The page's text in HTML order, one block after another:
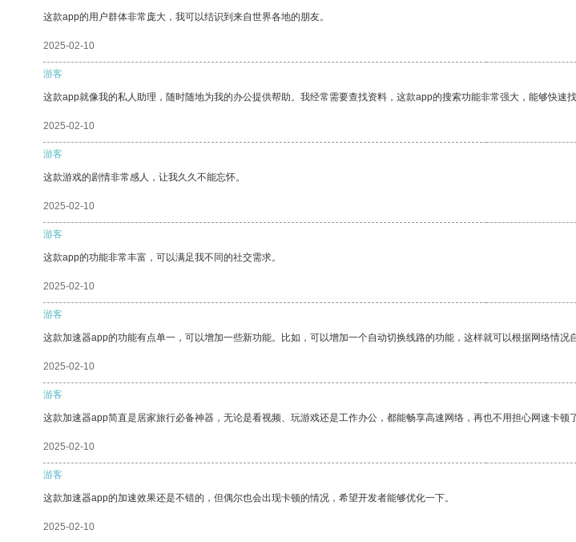
这款app的用户群体非常庞大，我可以结识到来自世界各地的朋友。
2025-02-10
游客
这款app就像我的私人助理，随时随地为我的办公提供帮助。我经常需要查找资料，这款app的搜索功能非常强大，能够快速找
2025-02-10
游客
这款游戏的剧情非常感人，让我久久不能忘怀。
2025-02-10
游客
这款app的功能非常丰富，可以满足我不同的社交需求。
2025-02-10
游客
这款加速器app的功能有点单一，可以增加一些新功能。比如，可以增加一个自动切换线路的功能，这样就可以根据网络情况
2025-02-10
游客
这款加速器app简直是居家旅行必备神器，无论是看视频、玩游戏还是工作办公，都能畅享高速网络，再也不用担心网速卡顿了
2025-02-10
游客
这款加速器app的加速效果还是不错的，但偶尔也会出现卡顿的情况，希望开发者能够优化一下。
2025-02-10